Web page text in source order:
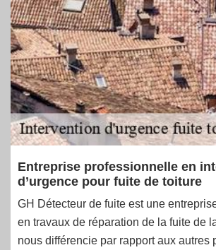
Entreprise professionnelle en
d’urgence pour fuite de toiture
GH Détecteur de fuite est une
en travaux de réparation de la fuite de
nous différencie par rapport aux autres